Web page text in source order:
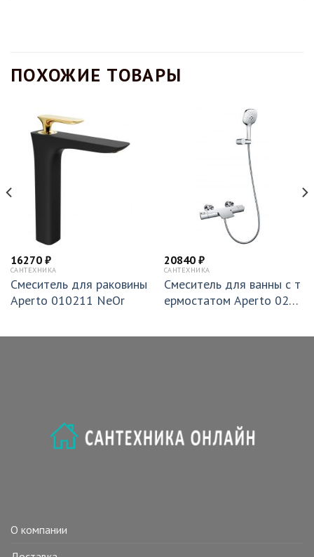
ПОХОЖИЕ ТОВАРЫ
16270 ₽
САНТЕХНИКА
Смеситель для раковины
Aperto 010211 NeOr
20840 ₽
САНТЕХНИКА
Смеситель для ванны с т
ермостатом Aperto 0204
О компании